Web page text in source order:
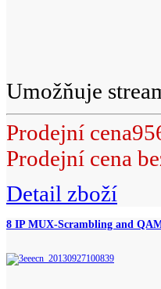
Umožňuje
Prodejní cena
Prodejní cena
Detail zboží
8 IP MUX-Scrambling and